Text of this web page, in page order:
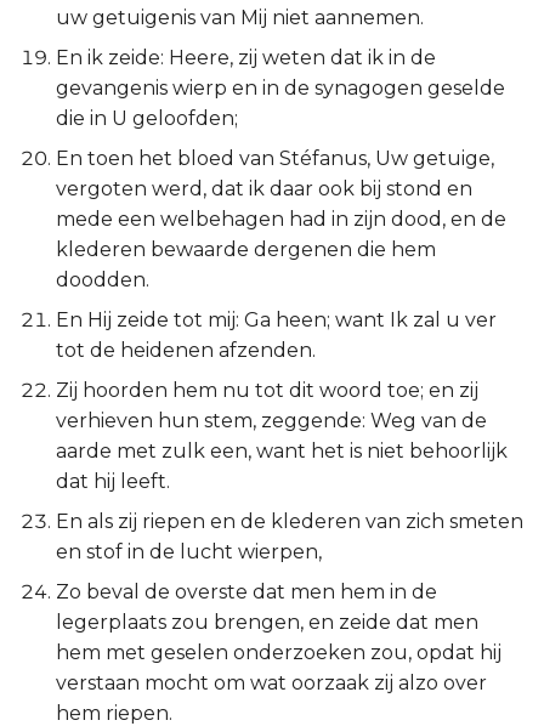
Haggaï
Zacharía
uw getuigenis van Mij niet aannemen.
En ik zeide: Heere, zij weten dat ik in de
gevangenis wierp en in de synagogen geselde
die in U geloofden;
En toen het bloed van Stéfanus, Uw getuige,
vergoten werd, dat ik daar ook bij stond en
mede een welbehagen had in zijn dood, en de
klederen bewaarde dergenen die hem
doodden.
En Hij zeide tot mij: Ga heen; want Ik zal u ver
tot de heidenen afzenden.
Zij hoorden hem nu tot dit woord toe; en zij
verhieven hun stem, zeggende: Weg van de
aarde met zulk een, want het is niet behoorlijk
dat hij leeft.
En als zij riepen en de klederen van zich smeten
en stof in de lucht wierpen,
Zo beval de overste dat men hem in de
legerplaats zou brengen, en zeide dat men
hem met geselen onderzoeken zou, opdat hij
verstaan mocht om wat oorzaak zij alzo over
hem riepen.